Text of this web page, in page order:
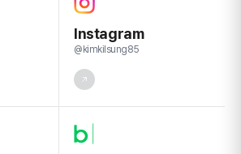
Instagram
@kimkilsung85